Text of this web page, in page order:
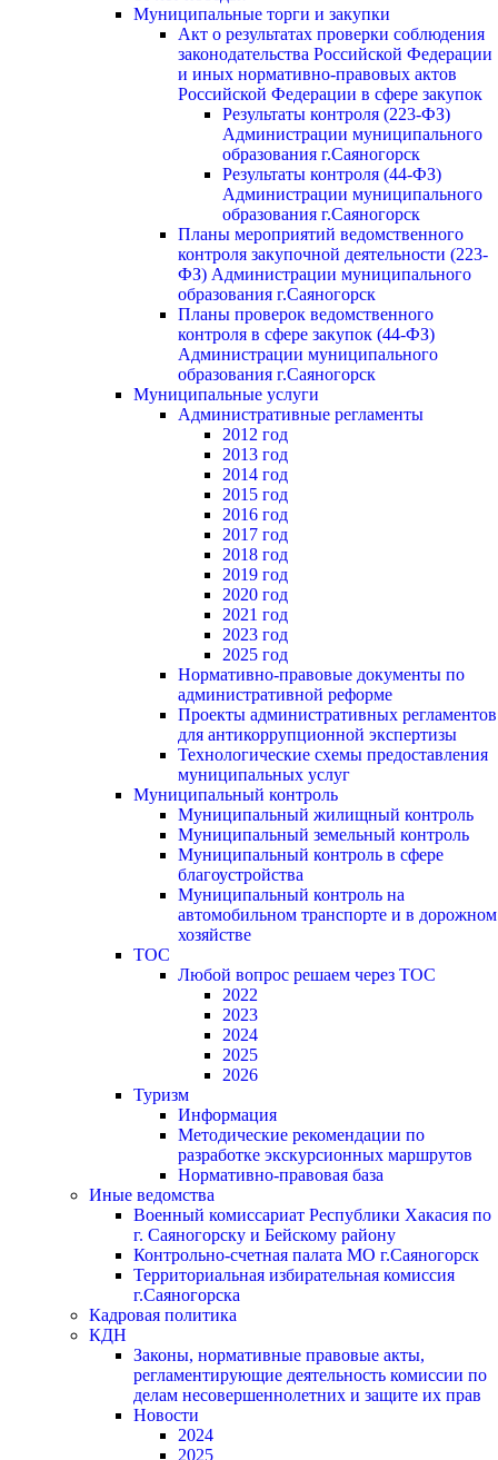
Муниципальные торги и закупки
Акт о результатах проверки соблюдения
законодательства Российской Федерации
и иных нормативно-правовых актов
Российской Федерации в сфере закупок
Результаты контроля (223-ФЗ)
Администрации муниципального
образования г.Саяногорск
Результаты контроля (44-ФЗ)
Администрации муниципального
образования г.Саяногорск
Планы мероприятий ведомственного
контроля закупочной деятельности (223-
ФЗ) Администрации муниципального
образования г.Саяногорск
Планы проверок ведомственного
контроля в сфере закупок (44-ФЗ)
Администрации муниципального
образования г.Саяногорск
Муниципальные услуги
Административные регламенты
2012 год
2013 год
2014 год
2015 год
2016 год
2017 год
2018 год
2019 год
2020 год
2021 год
2023 год
2025 год
Нормативно-правовые документы по
административной реформе
Проекты административных регламентов
для антикоррупционной экспертизы
Технологические схемы предоставления
муниципальных услуг
Муниципальный контроль
Муниципальный жилищный контроль
Муниципальный земельный контроль
Муниципальный контроль в сфере
благоустройства
Муниципальный контроль на
автомобильном транспорте и в дорожном
хозяйстве
ТОС
Любой вопрос решаем через ТОС
2022
2023
2024
2025
2026
Туризм
Информация
Методические рекомендации по
разработке экскурсионных маршрутов
Нормативно-правовая база
Иные ведомства
Военный комиссариат Республики Хакасия по
г. Саяногорску и Бейскому району
Контрольно-счетная палата МО г.Саяногорск
Территориальная избирательная комиссия
г.Саяногорска
Кадровая политика
КДН
Законы, нормативные правовые акты,
регламентирующие деятельность комиссии по
делам несовершеннолетних и защите их прав
Новости
2024
2025